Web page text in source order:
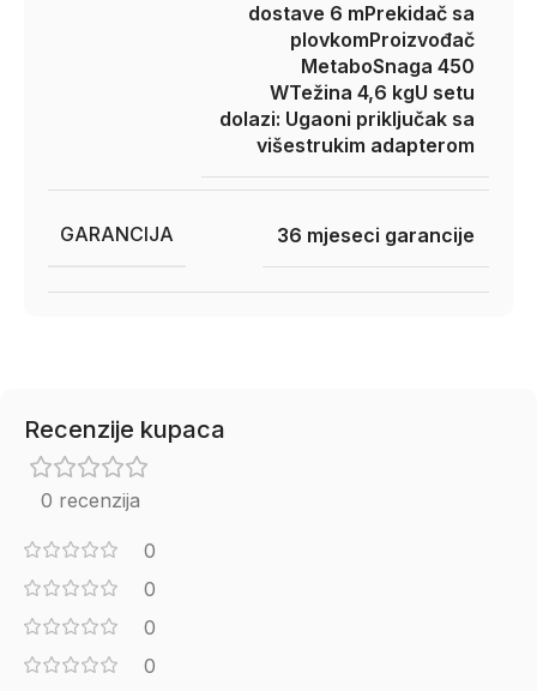
dostave 6 mPrekidač sa
plovkomProizvođač
MetaboSnaga 450
WTežina 4,6 kgU setu
dolazi: Ugaoni priključak sa
višestrukim adapterom
GARANCIJA 36 mjeseci garancije
Recenzije kupaca
0 recenzija
0
0
0
0